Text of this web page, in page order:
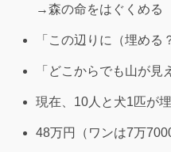
→森の命をはぐくめる
「この辺りに（埋める
「どこからでも山が見
現在、10人と犬1匹が
48万円（ワンは7万